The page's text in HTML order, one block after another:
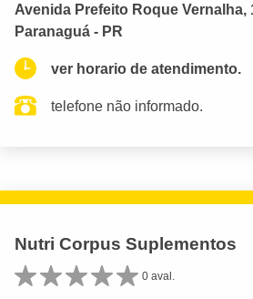
Avenida Prefeito Roque Vernalha,
Paranaguá - PR
ver horario de atendimento.
telefone não informado.
Nutri Corpus Suplementos
0 aval.